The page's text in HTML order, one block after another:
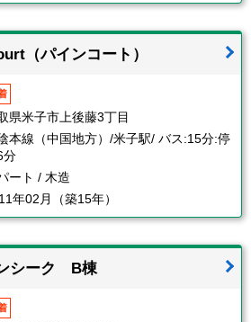
（パインコート）
県米子市上後藤3丁目
本線（中国地方）/米子駅/ バス:15分:停
分
ート / 木造
年02月（築15年）
シーク B棟